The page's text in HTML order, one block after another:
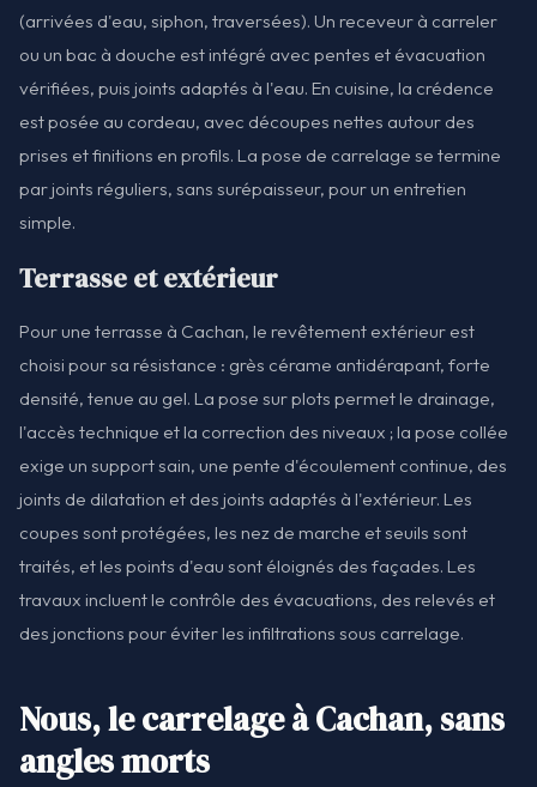
(arrivées d'eau, siphon, traversées). Un receveur à carreler
ou un bac à douche est intégré avec pentes et évacuation
vérifiées, puis joints adaptés à l'eau. En cuisine, la crédence
est posée au cordeau, avec découpes nettes autour des
prises et finitions en profils. La pose de carrelage se termine
par joints réguliers, sans surépaisseur, pour un entretien
simple.
Terrasse et extérieur
Pour une terrasse à Cachan, le revêtement extérieur est
choisi pour sa résistance : grès cérame antidérapant, forte
densité, tenue au gel. La pose sur plots permet le drainage,
l'accès technique et la correction des niveaux ; la pose collée
exige un support sain, une pente d'écoulement continue, des
joints de dilatation et des joints adaptés à l'extérieur. Les
coupes sont protégées, les nez de marche et seuils sont
traités, et les points d'eau sont éloignés des façades. Les
travaux incluent le contrôle des évacuations, des relevés et
des jonctions pour éviter les infiltrations sous carrelage.
Nous, le carrelage à Cachan, sans
angles morts